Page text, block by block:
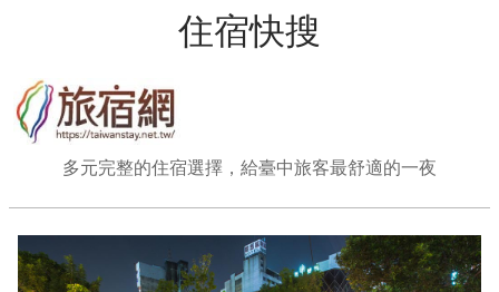
住宿快搜
多元完整的住宿選擇，給臺中旅客最舒適的一夜